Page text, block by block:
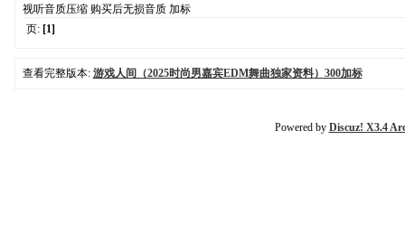
视听音质压缩 购买后无损音质 加标
页: [1]
查看完整版本: 游戏人间（2025时尚男嘉宾EDM舞曲独家资料）300加标
Powered by Discuz! X3.4